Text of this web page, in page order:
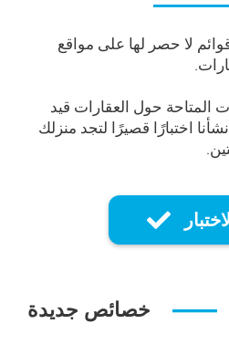
لا حصر لها على مواقع
المتاحة حول العقارات قيد
اختبارًا قصيرًا لتجد منزلك
خصائص جديدة